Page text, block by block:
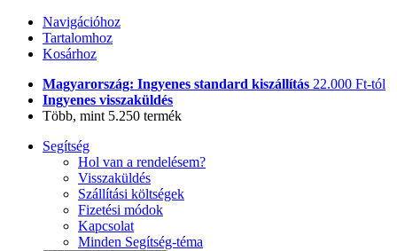
Navigációhoz
Tartalomhoz
Kosárhoz
Magyarország: Ingyenes standard kiszállítás 22.000 Ft-tól
Ingyenes visszaküldés
Több, mint 5.250 termék
Segítség
Hol van a rendelésem?
Visszaküldés
Szállítási költségek
Fizetési módok
Kapcsolat
Minden Segítség-téma